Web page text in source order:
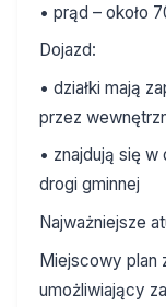
• prąd – około
Dojazd:
• działki mają
przez
• znajdują się
drogi gminnej
Najważniejsze
Miejscowy plan
umożliwiający